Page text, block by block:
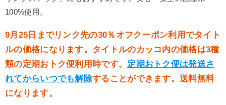
100%使用。
9月25日までリンク先の30％オフクーポン利用でタイト
ルの価格になります。タイトルのカッコ内の価格は3種
類の定期おトク便利用時です。 定期おトク便は発送さ
れてからいつでも解除することができます。送料無料
になります。